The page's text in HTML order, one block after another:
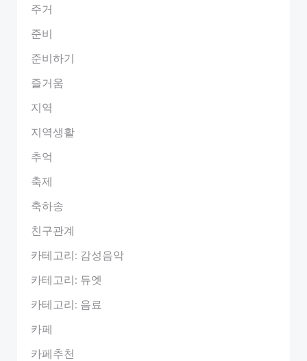
주거
준비
준비하기
즐거움
지역
지역생활
추억
축제
축하송
친구관계
카테고리: 감성음악
카테고리: 듀엣
카테고리: 음료
카페
카페추천